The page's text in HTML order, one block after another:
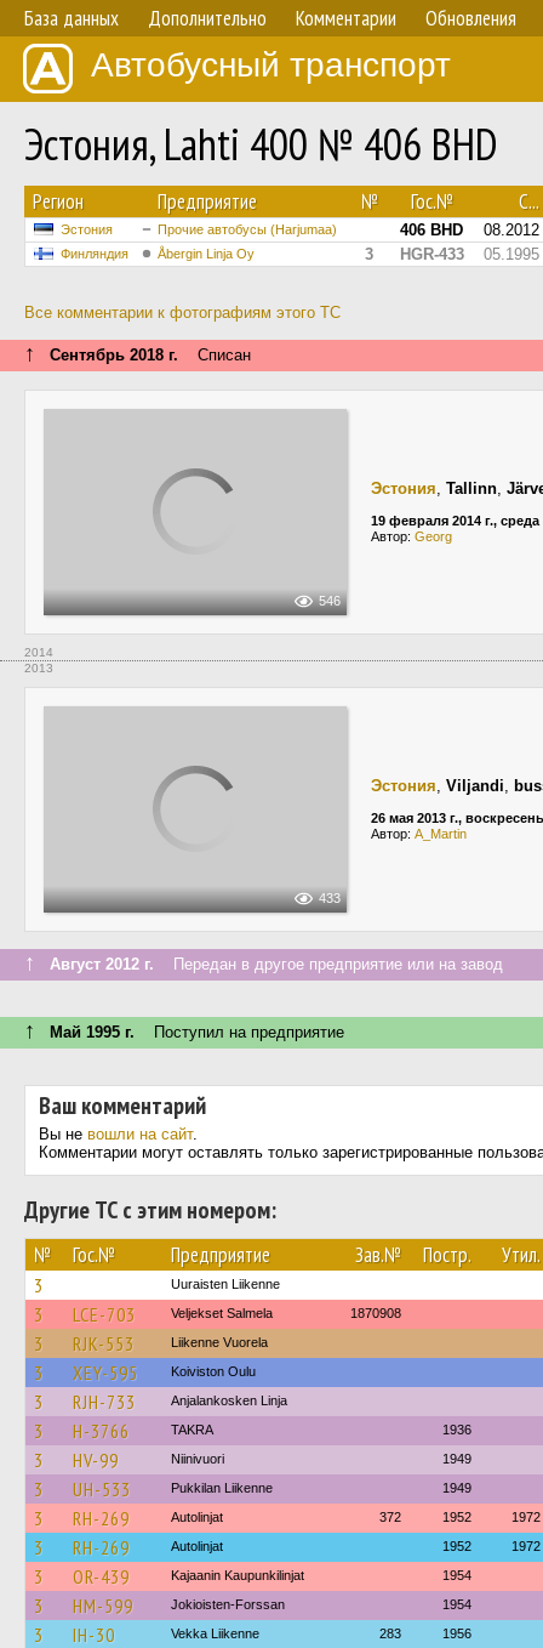
База данных Дополнительно Комментарии Обновления
Автобусный транспорт
Эстония, Lahti 400 № 406 BHD
Регион Предприятие № Гос.№ С...
Эстония Прочие автобусы (Harjumaa) 406 BHD 08.2012
Финляндия Åbergin Linja Oy 3 HGR-433 05.1995
Все комментарии к фотографиям этого ТС
↑ Сентябрь 2018 г. Списан
546
Эстония, Tallinn,
19 февраля 2014 г., среда
Автор: Georg
2014
2013
433
Эстония, Viljandi,
26 мая 2013 г.,
Автор: A_Martin
↑ Август 2012 г. Передан в другое предприятие или на завод
↑ Май 1995 г. Поступил на предприятие
Ваш комментарий
Вы не вошли на сайт.
Комментарии могут оставлять только зарегистрированные
Другие ТС с этим номером:
№ Гос.№ Предприятие Зав.№ Постр. Утил.
3 Uuraisten Liikenne
3 LCE-703 Veljekset Salmela 1870908
3 RJK-553 Liikenne Vuorela
3 XEY-595 Koiviston Oulu
3 RJH-733 Anjalankosken Linja
3 H-3766 TAKRA 1936
3 HV-99 Niinivuori 1949
3 UH-533 Pukkilan Liikenne 1949
3 RH-269 Autolinjat 372 1952 1972
3 RH-269 Autolinjat 1952 1972
3 OR-439 Kajaanin Kaupunkilinjat 1954
3 HM-599 Jokioisten-Forssan 1954
3 IH-30 Vekka Liikenne 283 1956